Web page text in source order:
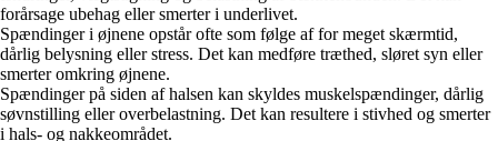
forårsage ubehag eller smerter i underlivet.
Spændinger i øjnene opstår ofte som følge af for meget skærmtid,
dårlig belysning eller stress. Det kan medføre træthed, sløret syn eller
smerter omkring øjnene.
Spændinger på siden af halsen kan skyldes muskelspændinger, dårlig
søvnstilling eller overbelastning. Det kan resultere i stivhed og smerter
i hals- og nakkeområdet.